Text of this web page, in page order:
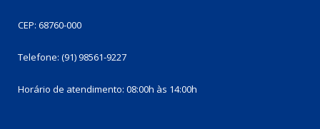
CEP: 68760-000
Telefone: (91) 98561-9227
Horário de atendimento: 08:00h às 14:00h